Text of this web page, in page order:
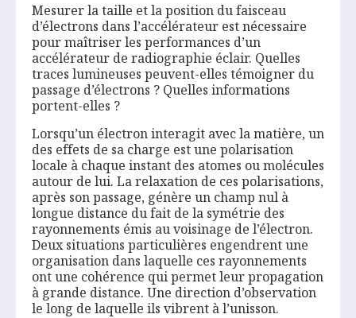
Mesurer la taille et la position du faisceau
d’électrons dans l’accélérateur est nécessaire
pour maîtriser les performances d’un
accélérateur de radiographie éclair. Quelles
traces lumineuses peuvent-elles témoigner du
passage d’électrons ? Quelles informations
portent-elles ?
Lorsqu’un électron interagit avec la matière, un
des effets de sa charge est une polarisation
locale à chaque instant des atomes ou molécules
autour de lui. La relaxation de ces polarisations,
après son passage, génère un champ nul à
longue distance du fait de la symétrie des
rayonnements émis au voisinage de l’électron.
Deux situations particulières engendrent une
organisation dans laquelle ces rayonnements
ont une cohérence qui permet leur propagation
à grande distance. Une direction d’observation
le long de laquelle ils vibrent à l’unisson.